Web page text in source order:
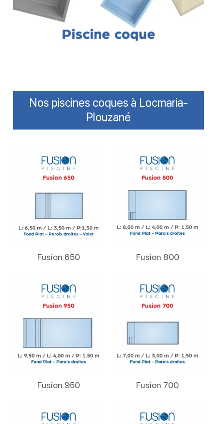
Nos piscines coques à Locmaria-
Plouzané
Fusion 650 Fusion 800
Fusion 950 Fusion 700